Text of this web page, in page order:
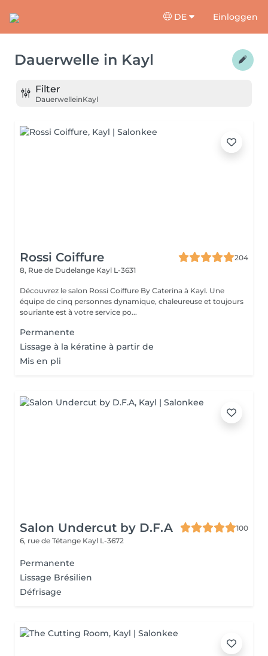
DE Einloggen
Dauerwelle in Kayl
Filter
DauerwelleinKayl
Rossi Coiffure
204
8, Rue de Dudelange Kayl L-3631
Découvrez le salon Rossi Coiffure By Caterina à Kayl. Une
équipe de cinq personnes dynamique, chaleureuse et toujours
souriante est à votre service po...
Permanente
Lissage à la kératine à partir de
Mis en pli
Salon Undercut by D.F.A
100
6, rue de Tétange Kayl L-3672
Permanente
Lissage Brésilien
Défrisage